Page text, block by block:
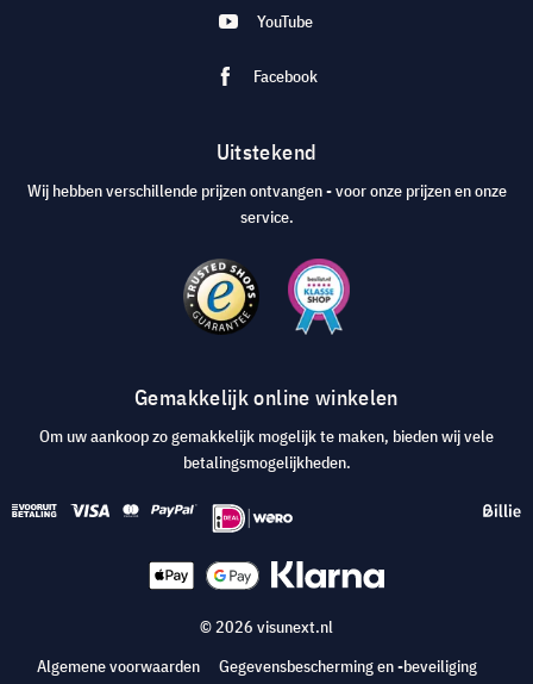
YouTube
Facebook
Uitstekend
Wij hebben verschillende prijzen ontvangen - voor onze prijzen en onze
service.
Gemakkelijk online winkelen
Om uw aankoop zo gemakkelijk mogelijk te maken, bieden wij vele
betalingsmogelijkheden.
© 2026 visunext.nl
Algemene voorwaarden
Gegevensbescherming en -beveiliging